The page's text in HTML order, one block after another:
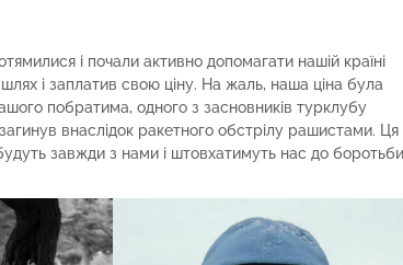
і почали активно допомагати нашій країні
і заплатив свою ціну. На жаль, наша ціна була
побратима, одного з засновників турклубу
внаслідок ракетного обстрілу рашистами. Ця
завжди з нами і штовхатимуть нас до